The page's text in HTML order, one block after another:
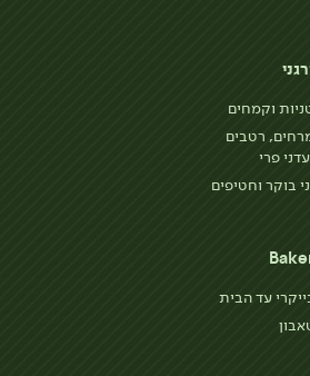
וקמחים
רטבים
פרי
בוקר וחטיפים
עד הבית